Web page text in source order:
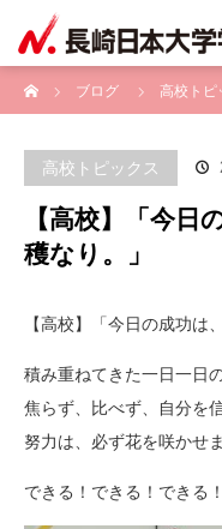
ブログ
高校トピ
高校トピックス
【高校】「今日
穫なり。」
【高校】「今日の成功は
積み重ねてきた一日一日
焦らず、比べず、自分を信
努力は、必ず花を咲かせま
できる！できる！できる！